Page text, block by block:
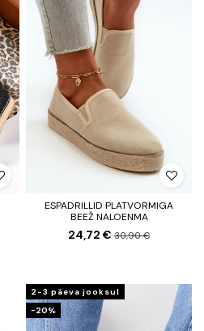
ESPADRILLID PLATVORMIGA
BEEŽ NALOENMA
24,72 € 30,90 €
2-3 päeva jooksul
−20%